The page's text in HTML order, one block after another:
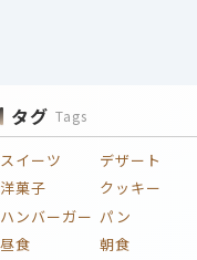
タグ Tags
スイーツ デザート
洋菓子
クッキー
ハンバーガー パン
昼食
朝食